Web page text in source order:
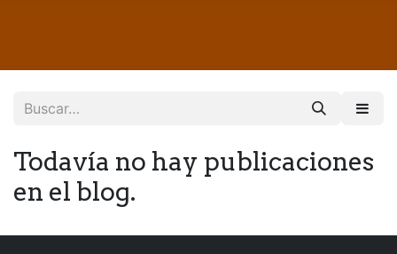
Todavía no hay publicaciones
en el blog.